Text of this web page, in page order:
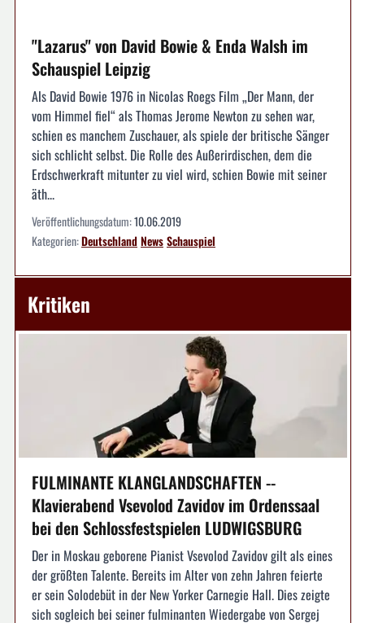
"Lazarus" von David Bowie & Enda Walsh im
Schauspiel Leipzig
Als David Bowie 1976 in Nicolas Roegs Film „Der Mann, der
vom Himmel fiel“ als Thomas Jerome Newton zu sehen war,
schien es manchem Zuschauer, als spiele der britische Sänger
sich schlicht selbst. Die Rolle des Außerirdischen, dem die
Erdschwerkraft mitunter zu viel wird, schien Bowie mit seiner
äth...
Veröffentlichungsdatum:10.06.2019
Kategorien:DeutschlandNewsSchauspiel
Kritiken
FULMINANTE KLANGLANDSCHAFTEN --
Klavierabend Vsevolod Zavidov im Ordenssaal
bei den Schlossfestspielen LUDWIGSBURG
Der in Moskau geborene Pianist Vsevolod Zavidov gilt als eines
der größten Talente. Bereits im Alter von zehn Jahren feierte
er sein Solodebüt in der New Yorker Carnegie Hall. Dies zeigte
sich sogleich bei seiner fulminanten Wiedergabe von Sergej